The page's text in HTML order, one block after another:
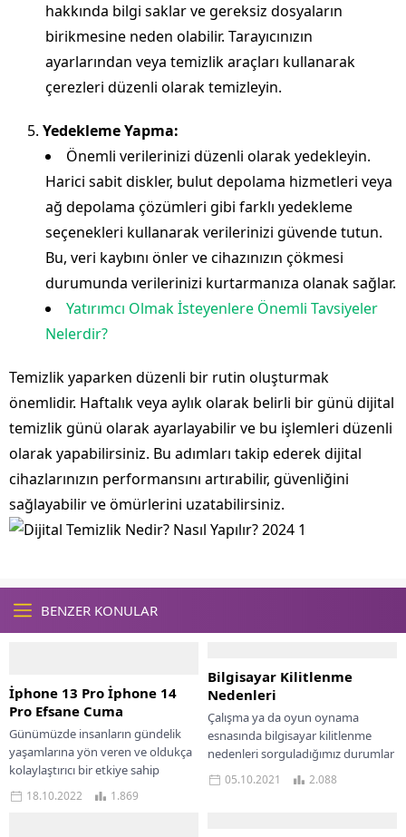
hakkında bilgi saklar ve gereksiz dosyaların
birikmesine neden olabilir. Tarayıcınızın
ayarlarından veya temizlik araçları kullanarak
çerezleri düzenli olarak temizleyin.
Yedekleme Yapma:
Önemli verilerinizi düzenli olarak yedekleyin.
Harici sabit diskler, bulut depolama hizmetleri veya
ağ depolama çözümleri gibi farklı yedekleme
seçenekleri kullanarak verilerinizi güvende tutun.
Bu, veri kaybını önler ve cihazınızın çökmesi
durumunda verilerinizi kurtarmanıza olanak sağlar.
Yatırımcı Olmak İsteyenlere Önemli Tavsiyeler
Nelerdir?
Temizlik yaparken düzenli bir rutin oluşturmak
önemlidir. Haftalık veya aylık olarak belirli bir günü dijital
temizlik günü olarak ayarlayabilir ve bu işlemleri düzenli
olarak yapabilirsiniz. Bu adımları takip ederek dijital
cihazlarınızın performansını artırabilir, güvenliğini
sağlayabilir ve ömürlerini uzatabilirsiniz.
BENZER KONULAR
İphone 13 Pro İphone 14
Pro Efsane Cuma
Günümüzde insanların gündelik
yaşamlarına yön veren ve oldukça
kolaylaştırıcı bir etkiye sahip
bulunan Hepsiburada online
alışveriş sitesinde tüm ihtiyaç
18.10.2022 1.869
Bilgisayar Kilitlenme
Nedenleri
Çalışma ya da oyun oynama
esnasında bilgisayar kilitlenme
nedenleri sorguladığımız durumlar
arasında yer alabilir. Bilgisayarların
aniden donması ve herhangi bir...
05.10.2021 2.088